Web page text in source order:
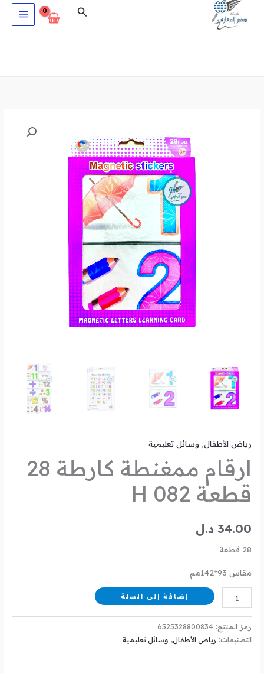
البحث
رياض الأطفال,وسائل تعليمية
ارقام ممغنطة كارطة 28
قطعة H 082
34.00 د.ل
28 قطعة
مقاس 93*142مم
إضافة إلى السلة
رمز المنتج:6525328800834
التصنيفات: رياض الأطفال, وسائل تعليمية